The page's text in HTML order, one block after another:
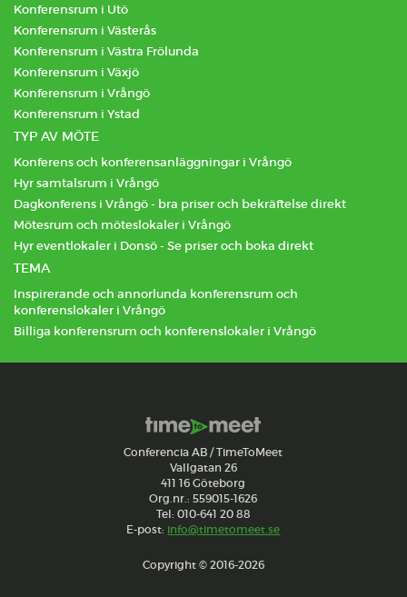
Konferensrum i Utö
Konferensrum i Västerås
Konferensrum i Västra Frölunda
Konferensrum i Växjö
Konferensrum i Vrångö
Konferensrum i Ystad
TYP AV MÖTE
Konferens och konferensanläggningar i Vrångö
Hyr samtalsrum i Vrångö
Dagkonferens i Vrångö - bra priser och bekräftelse direkt
Mötesrum och möteslokaler i Vrångö
Hyr eventlokaler i Donsö - Se priser och boka direkt
TEMA
Inspirerande och annorlunda konferensrum och
konferenslokaler i Vrångö
Billiga konferensrum och konferenslokaler i Vrångö
Conferencia AB / TimeToMeet
Vallgatan 26
411 16 Göteborg
Org.nr.: 559015-1626
Tel: 010-641 20 88
E-post: info@timetomeet.se
Copyright © 2016-2026